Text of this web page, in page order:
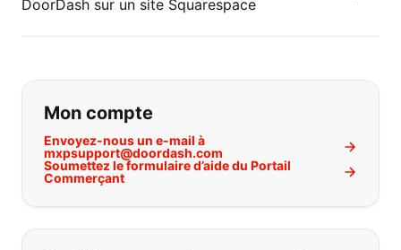
DoorDash sur un site Squarespace
Si vous ne trouvez pas ce que vous
Mon compte
Envoyez-nous un e-mail à
mxpsupport@doordash.com
Soumettez le formulaire d’aide du Portail
Commerçant